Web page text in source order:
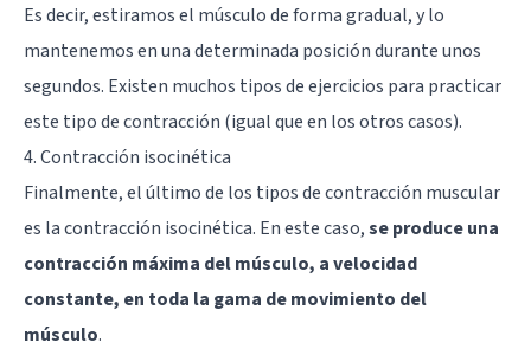
Es decir, estiramos el músculo de forma gradual, y lo
mantenemos en una determinada posición durante unos
segundos. Existen muchos tipos de ejercicios para practicar
este tipo de contracción (igual que en los otros casos).
4. Contracción isocinética
Finalmente, el último de los tipos de contracción muscular
es la contracción isocinética. En este caso,se produce una
contracción máxima del músculo, a velocidad
constante, en toda la gama de movimiento del
músculo.